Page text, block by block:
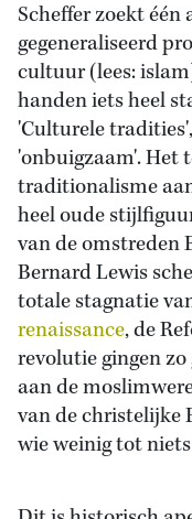
Scheffer zoekt
gegeneraliseerd
cultuur (lees:
handen iets heel
'Culturele
'onbuigzaam'. Het
traditionalisme
heel oude
van de omstreden
Bernard Lewis
totale stagnatie
renaissance, de
revolutie gingen
aan de
van de christelijke
wie weinig tot